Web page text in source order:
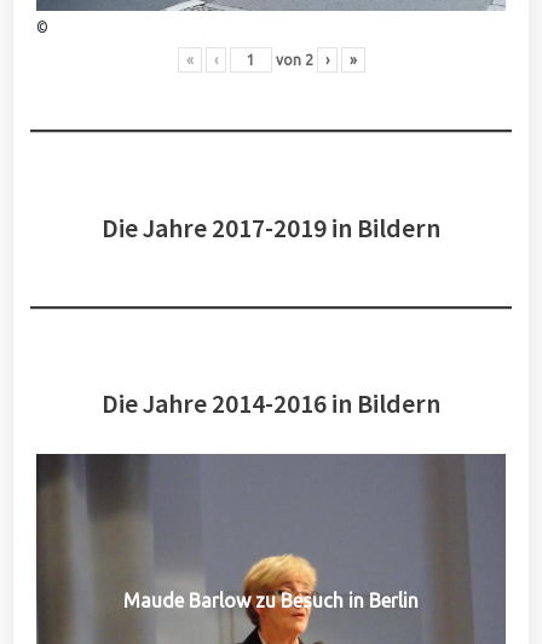
©
« ‹ von 2 › »
Die Jahre 2017-2019 in Bildern
Die Jahre 2014-2016 in Bildern
Maude Barlow zu Besuch in Berlin